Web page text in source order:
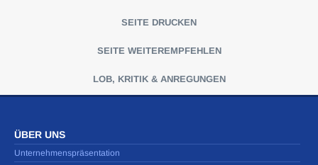
SEITE DRUCKEN
SEITE WEITEREMPFEHLEN
LOB, KRITIK & ANREGUNGEN
ÜBER UNS
Unternehmenspräsentation